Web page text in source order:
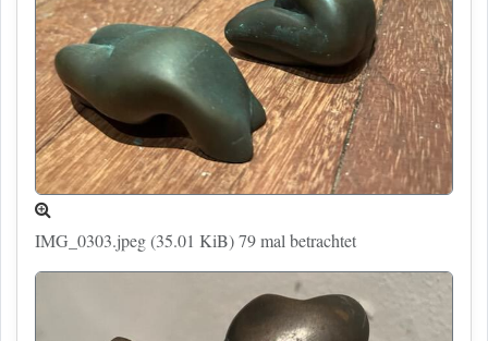
IMG_0303.jpeg (35.01 KiB) 79 mal betrachtet